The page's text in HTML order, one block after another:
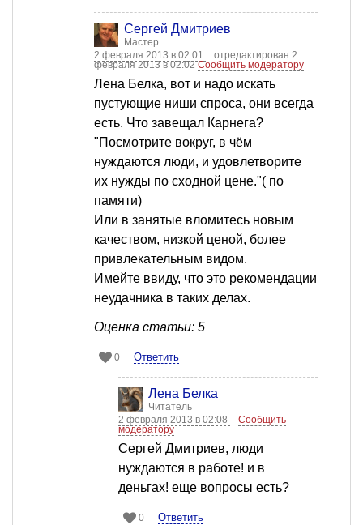
Сергей Дмитриев
Мастер
2 февраля 2013 в 02:01
отредактирован 2
февраля 2013 в 02:02Сообщить модератору
Лена Белка, вот и надо искать
пустующие ниши спроса, они всегда
есть. Что завещал Карнега?
"Посмотрите вокруг, в чём
нуждаются люди, и удовлетворите
их нужды по сходной цене."( по
памяти)
Или в занятые вломитесь новым
качеством, низкой ценой, более
привлекательным видом.
Имейте ввиду, что это рекомендации
неудачника в таких делах.
Оценка статьи: 5
0 Ответить
Лена Белка
Читатель
2 февраля 2013 в 02:08
Сообщить
модератору
Сергей Дмитриев, люди
нуждаются в работе! и в
деньгах! еще вопросы есть?
0 Ответить